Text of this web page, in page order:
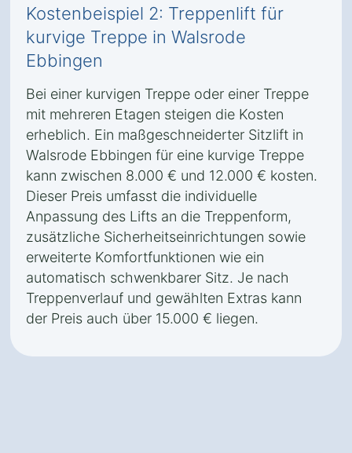
Kostenbeispiel 2: Treppenlift für
kurvige Treppe in Walsrode
Ebbingen
Bei einer kurvigen Treppe oder einer Treppe
mit mehreren Etagen steigen die Kosten
erheblich. Ein maßgeschneiderter Sitzlift in
Walsrode Ebbingen für eine kurvige Treppe
kann zwischen 8.000 € und 12.000 € kosten.
Dieser Preis umfasst die individuelle
Anpassung des Lifts an die Treppenform,
zusätzliche Sicherheitseinrichtungen sowie
erweiterte Komfortfunktionen wie ein
automatisch schwenkbarer Sitz. Je nach
Treppenverlauf und gewählten Extras kann
der Preis auch über 15.000 € liegen.